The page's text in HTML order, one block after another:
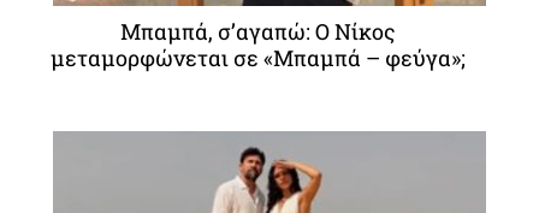
Μπαμπά, σ’αγαπώ: O Νίκος
μεταμορφώνεται σε «Μπαμπά – φεύγα»;